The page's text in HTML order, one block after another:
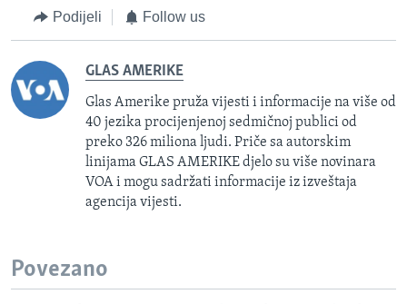
Podijeli Follow us
GLAS AMERIKE
Glas Amerike pruža vijesti i informacije na više od
40 jezika procijenjenoj sedmičnoj publici od
preko 326 miliona ljudi. Priče sa autorskim
linijama GLAS AMERIKE djelo su više novinara
VOA i mogu sadržati informacije iz izveštaja
agencija vijesti.
Povezano